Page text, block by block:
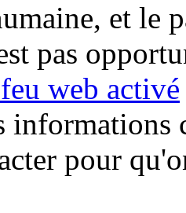
et le
pas
web activé
informations
pour